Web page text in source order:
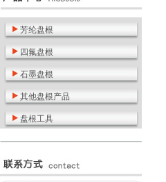
芳纶盘根
四氟盘根
石墨盘根
其他盘根产品
盘根工具